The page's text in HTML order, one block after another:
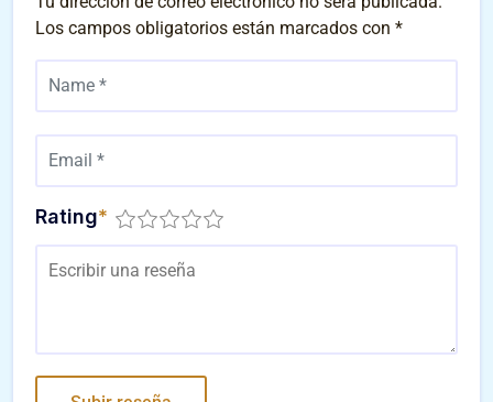
Los campos obligatorios están marcados con *
Rating*